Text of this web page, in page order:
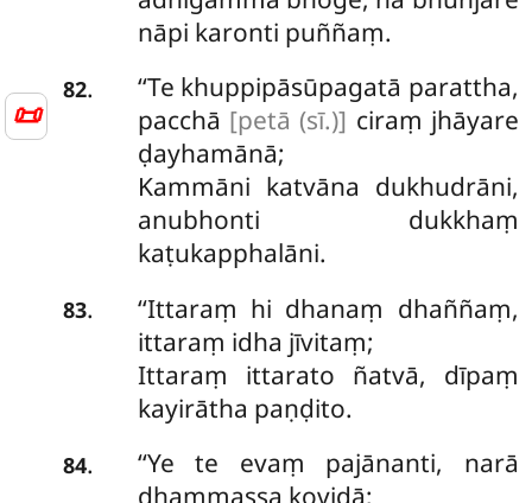
📜
nāpi karonti puññaṃ.
82. ‘‘Te khuppipāsūpagatā parattha,
pacchā [petā (sī.)] ciraṃ jhāyare
ḍayhamānā;
Kammāni katvāna dukhudrāni,
anubhonti dukkhaṃ
kaṭukapphalāni.
83.
‘‘Ittaraṃ hi dhanaṃ dhaññaṃ,
ittaraṃ idha jīvitaṃ;
Ittaraṃ ittarato ñatvā, dīpaṃ
kayirātha paṇḍito.
84.
‘‘Ye te evaṃ pajānanti, narā
dhammassa kovidā;